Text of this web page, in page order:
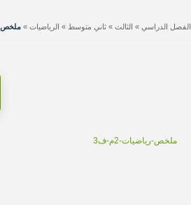
الفصل الدراسي » الثالث » ثاني متوسط » الرياضيات » ملخص
ملخص-رياضيات-2م-ف3